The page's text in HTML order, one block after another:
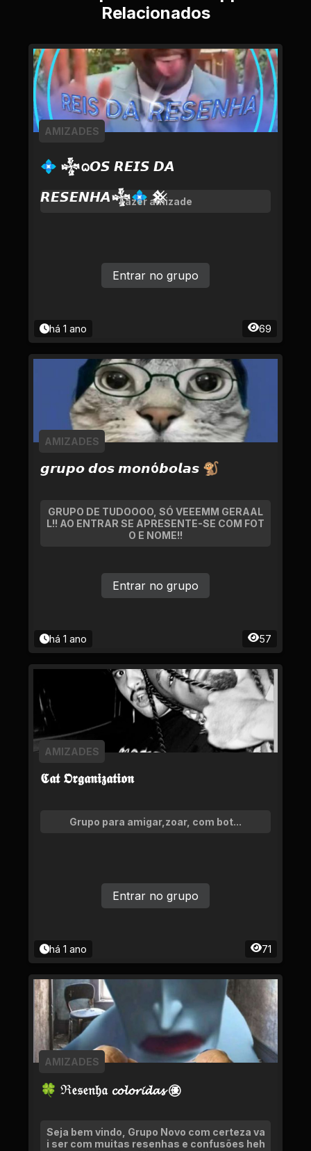
Relacionados
💠 𒈔ᨵ𝙊𝙎 𝙍𝙀𝙄𝙎 𝘿𝘼
𝙍𝙀𝙎𝙀𝙉𝙃𝘼𒈔💠 𒆜
AMIZADES
Fazer amizade
há 1 ano 69
Entrar no grupo
𝙜𝙧𝙪𝙥𝙤 𝙙𝙤𝙨 𝙢𝙤𝙣ó𝙗𝙤𝙡𝙖𝙨 🐒
AMIZADES
GRUPO DE TUDOOOO, SÓ VEEEMM GERAAL
L!! AO ENTRAR SE APRESENTE-SE COM FOT
O E NOME!!
há 1 ano 57
Entrar no grupo
𝕮𝖆𝖙 𝕺𝖗𝖌𝖆𝖓𝖎𝖟𝖆𝖙𝖎𝖔𝖓
AMIZADES
Grupo para amigar,zoar, com bot...
há 1 ano 71
Entrar no grupo
🍀 ℜ𝔢𝔰𝔢𝔫𝔥𝔞 𝓬𝓸𝓵𝓸𝓻𝓲𝓭𝓪𝓼 ㊝
AMIZADES
Seja bem vindo, Grupo Novo com certeza va
i ser com muitas resenhas e confusões heh